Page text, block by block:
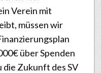
Verein mit
müssen wir
über Spenden
die Zukunft des SV